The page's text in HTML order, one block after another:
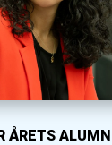
ÅRETS